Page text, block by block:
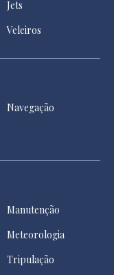
Jets
Veleiros
Navegação
Manutenção
Meteorologia
Tripulação